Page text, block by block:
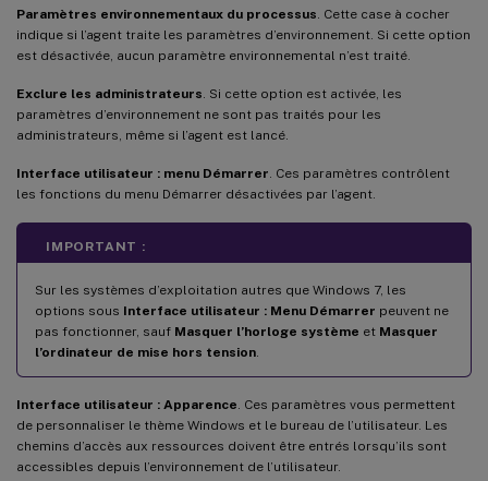
Paramètres environnementaux du processus . Cette case à cocher
indique si l’agent traite les paramètres d’environnement. Si cette option
est désactivée, aucun paramètre environnemental n’est traité.
Exclure les administrateurs . Si cette option est activée, les
paramètres d’environnement ne sont pas traités pour les
administrateurs, même si l’agent est lancé.
Interface utilisateur : menu Démarrer . Ces paramètres contrôlent
les fonctions du menu Démarrer désactivées par l’agent.
IMPORTANT :
Sur les systèmes d’exploitation autres que Windows 7, les
options sous Interface utilisateur : Menu Démarrer peuvent ne
pas fonctionner, sauf Masquer l’horloge système et Masquer
l’ordinateur de mise hors tension
Interface utilisateur : Apparence . Ces paramètres vous permettent
de personnaliser le thème Windows et le bureau de l’utilisateur. Les
chemins d’accès aux ressources doivent être entrés lorsqu’ils sont
accessibles depuis l’environnement de l’utilisateur.